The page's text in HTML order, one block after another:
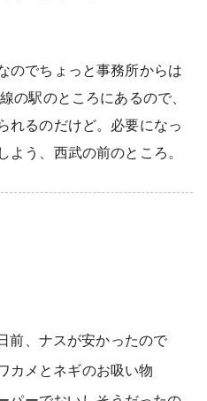
のでちょっと事務所からは
の駅のところにあるので、
れるのだけど。必要になっ
う、西武の前のところ。
前、ナスが安かったので
カメとネギのお吸い物